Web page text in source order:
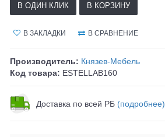
В ОДИН КЛИК В КОРЗИНУ
В ЗАКЛАДКИ В СРАВНЕНИЕ
Производитель: Князев-Мебель
Код товара: ESTELLAB160
Доставка по всей РБ (подробнее)